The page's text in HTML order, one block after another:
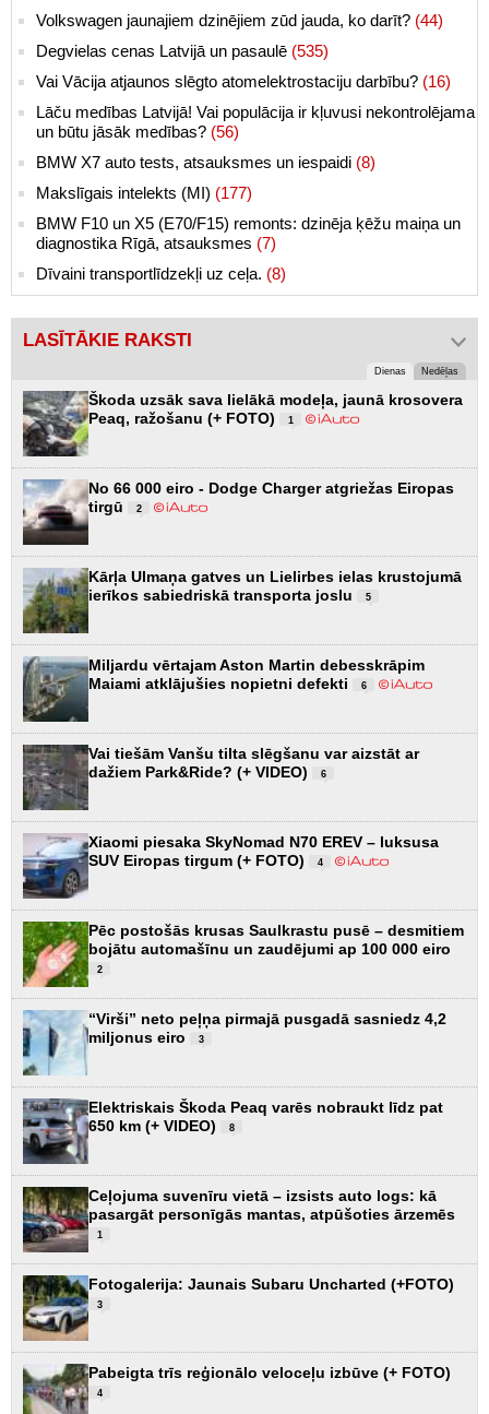
Volkswagen jaunajiem dzinējiem zūd jauda, ko darīt? (44)
Degvielas cenas Latvijā un pasaulē (535)
Vai Vācija atjaunos slēgto atomelektrostaciju darbību? (16)
Lāču medības Latvijā! Vai populācija ir kļuvusi nekontrolējama
un būtu jāsāk medības? (56)
BMW X7 auto tests, atsauksmes un iespaidi (8)
Makslīgais intelekts (MI) (177)
BMW F10 un X5 (E70/F15) remonts: dzinēja ķēžu maiņa un
diagnostika Rīgā, atsauksmes (7)
Dīvaini transportlīdzekļi uz ceļa. (8)
LASĪTĀKIE RAKSTI
Dienas Nedēļas
Škoda uzsāk sava lielākā modeļa, jaunā krosovera
Peaq, ražošanu (+ FOTO)
1
No 66 000 eiro - Dodge Charger atgriežas Eiropas
tirgū
2
Kārļa Ulmaņa gatves un Lielirbes ielas krustojumā
ierīkos sabiedriskā transporta joslu
5
Miljardu vērtajam Aston Martin debesskrāpim
Maiami atklājušies nopietni defekti
6
Vai tiešām Vanšu tilta slēgšanu var aizstāt ar
dažiem Park&Ride? (+ VIDEO)
6
Xiaomi piesaka SkyNomad N70 EREV – luksusa
SUV Eiropas tirgum (+ FOTO)
4
Pēc postošās krusas Saulkrastu pusē – desmitiem
bojātu automašīnu un zaudējumi ap 100 000 eiro
2
“Virši” neto peļņa pirmajā pusgadā sasniedz 4,2
miljonus eiro
3
Elektriskais Škoda Peaq varēs nobraukt līdz pat
650 km (+ VIDEO)
8
Ceļojuma suvenīru vietā – izsists auto logs: kā
pasargāt personīgās mantas, atpūšoties ārzemēs
1
Fotogalerija: Jaunais Subaru Uncharted (+FOTO)
3
Pabeigta trīs reģionālo veloceļu izbūve (+ FOTO)
4